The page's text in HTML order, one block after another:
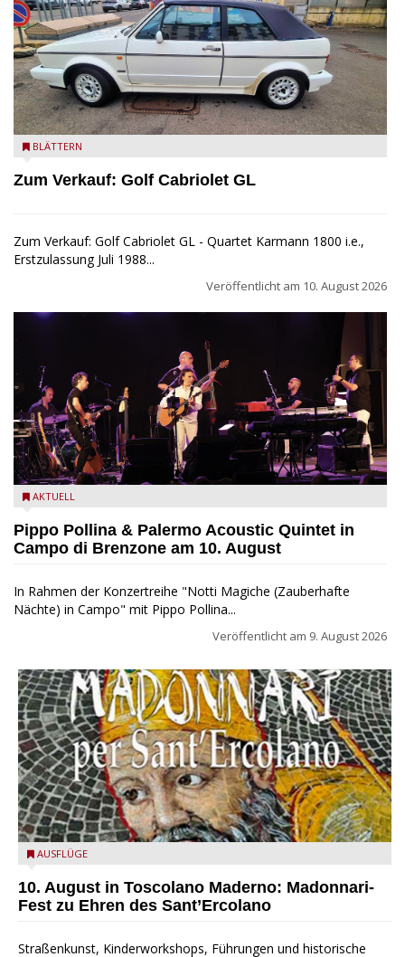
Golf Cabriolet zu verkaufen
BLÄTTERN
Zum Verkauf: Golf Cabriolet GL
Zum Verkauf: Golf Cabriolet GL - Quartet Karmann 1800 i.e.,
Erstzulassung Juli 1988...
Veröffentlicht am 10. August 2026
Pippo Pollina im Konzert mit dem Palermo Acoustic Quintet
AKTUELL
Pippo Pollina & Palermo Acoustic Quintet in
Campo di Brenzone am 10. August
In Rahmen der Konzertreihe "Notti Magiche (Zauberhafte
Nächte) in Campo" mit Pippo Pollina...
Veröffentlicht am 9. August 2026
Toscolano Maderno: "Madonnari per Sant'Ercolano"
AUSFLÜGE
10. August in Toscolano Maderno: Madonnari-
Fest zu Ehren des Sant’Ercolano
Straßenkunst, Kinderworkshops, Führungen und historische